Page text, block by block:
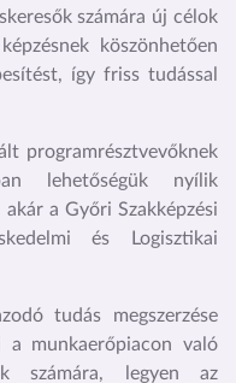
számára új célok
köszönhetően
így friss tudással
programrésztvevőknek
lehetőségük nyílik
a Győri Szakképzési
és Logisztikai
tudás megszerzése
munkaerőpiacon való
számára, legyen az